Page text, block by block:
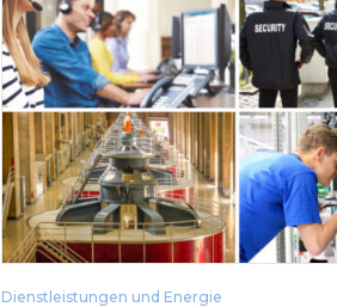
Dienstleistungen und Energie